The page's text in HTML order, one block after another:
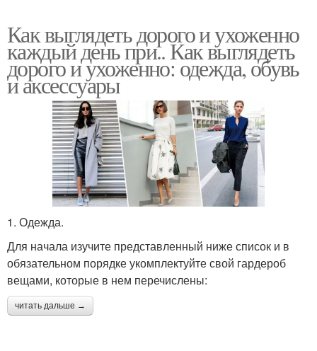
Как выглядеть дорого и ухоженно
каждый день при.. Как выглядеть
дорого и ухоженно: одежда, обувь
и аксессуары
1. Одежда.
Для начала изучите представленный ниже список и в
обязательном порядке укомплектуйте свой гардероб
вещами, которые в нем перечислены:
читать дальше →